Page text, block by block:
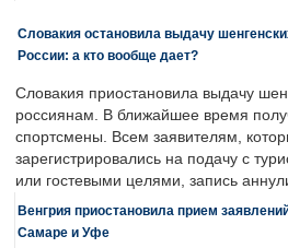
Словакия остановила выдачу
России: а кто вообще дает?
Словакия приостановила выдачу
россиянам. В ближайшее время
спортсмены. Всем заявителям,
зарегистрировались на подачу с
или гостевыми целями, запись
Венгрия приостановила прием
Самаре и Уфе